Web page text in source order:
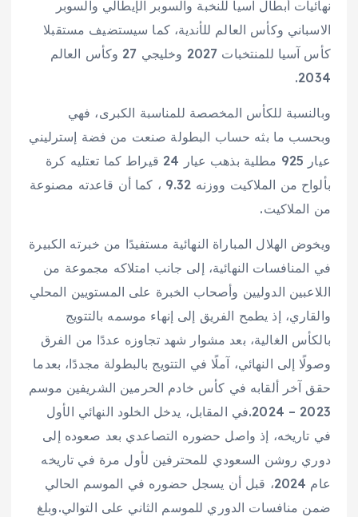
نهائيات أبطال آسيا للنخبة والسوبر الإيطالي والسوبر
الاسباني وكأس العالم للأندية، كما سيستضيف مستقبلا
كأس آسيا للمنتخبات 2027 وخليجي 27 وكأس العالم
2034.
وبالنسبة للكأس المخصصة للمناسبة الكبرى، فهي
وبحسب ما بثه حساب البطولة صنعت من فضة إسترليني
عيار 925 مطلية بذهب عيار 24 قيراط كما تعتليه كرة
بألواح من الملاكيت ووزنه 9.32 ، كما أن قاعدته مصنوعة
من الملاكيت.
ويخوض الهلال المباراة النهائية مستفيدًا من خبرته الكبيرة
في المنافسات النهائية، إلى جانب امتلاكه مجموعة من
اللاعبين الدوليين وأصحاب الخبرة على المستويين المحلي
والقاري، إذ يطمح الفريق إلى إنهاء موسمه بالتتويج
بالكأس الغالية، بعد مشوار شهد تجاوزه عددًا من الفرق
وصولًا إلى النهائي، آملًا في التتويج بالبطولة مجددًا، بعدما
حقق آخر ألقابه في كأس خادم الحرمين الشريفين موسم
2023 – 2024.في المقابل، يدخل الخلود النهائي الأول
في تاريخه، إذ واصل حضوره التصاعدي بعد صعوده إلى
دوري روشن السعودي للمحترفين لأول مرة في تاريخه
عام 2024، قبل أن يسجل حضوره في الموسم الحالي
ضمن منافسات الدوري للموسم الثاني على التوالي.وبلغ